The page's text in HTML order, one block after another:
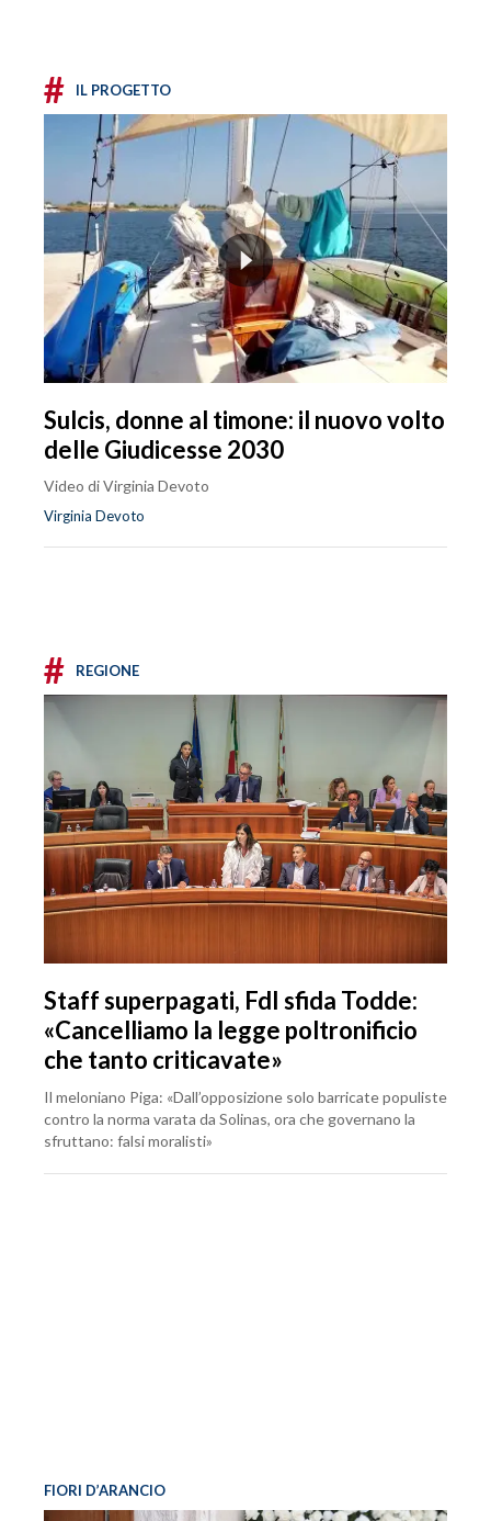
# IL PROGETTO
Sulcis, donne al timone: il nuovo volto
delle Giudicesse 2030
Video di Virginia Devoto
Virginia Devoto
# REGIONE
Staff superpagati, FdI sfida Todde:
«Cancelliamo la legge poltronificio
che tanto criticavate»
Il meloniano Piga: «Dall’opposizione solo barricate populiste
contro la norma varata da Solinas, ora che governano la
sfruttano: falsi moralisti»
FIORI D’ARANCIO